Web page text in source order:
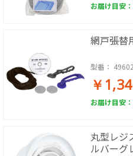
お届け目安
網戸張替
型番：
￥
お届け目安
丸型レジ
ルバーグ